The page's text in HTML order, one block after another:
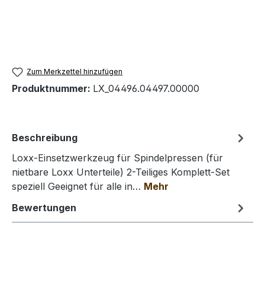
Zum Merkzettel hinzufügen
Produktnummer: LX_04496.04497.00000
Beschreibung
Loxx-Einsetzwerkzeug für Spindelpressen (für
nietbare Loxx Unterteile) 2-Teiliges Komplett-Set
speziell Geeignet für alle in… Mehr
Bewertungen